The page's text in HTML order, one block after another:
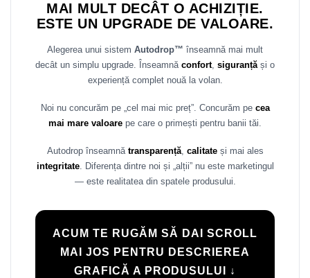
MAI MULT DECÂT O ACHIZIȚIE.
ESTE UN UPGRADE DE VALOARE.
Alegerea unui sistem Autodrop™ înseamnă mai mult
decât un simplu upgrade. Înseamnă confort, siguranțăși o
experiență complet nouă la volan.
Noi nu concurăm pe „cel mai mic preț”. Concurăm pe cea
mai mare valoare pe care o primești pentru banii tăi.
Autodrop înseamnă transparență, calitateși mai ales
integritate. Diferența dintre noi și „alții” nu este marketingul
— este realitatea din spatele produsului.
ACUM TE RUGĂM SĂ DAI SCROLL
MAI JOS PENTRU DESCRIEREA
GRAFICĂ A PRODUSULUI ↓